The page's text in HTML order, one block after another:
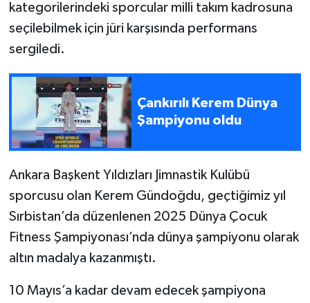
kategorilerindeki sporcular milli takım kadrosuna
seçilebilmek için jüri karşısında performans
sergiledi.
Çankırılı Kerem Dünya
Şampiyonu oldu
Ankara Başkent Yıldızları Jimnastik Kulübü
sporcusu olan Kerem Gündoğdu, geçtiğimiz yıl
Sırbistan’da düzenlenen 2025 Dünya Çocuk
Fitness Şampiyonası’nda dünya şampiyonu olarak
altın madalya kazanmıştı.
10 Mayıs’a kadar devam edecek şampiyona